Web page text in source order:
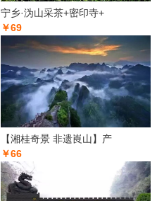
宁乡·沩山采茶+密印寺+
￥69
【湘桂奇景 非遗崀山】产
￥66